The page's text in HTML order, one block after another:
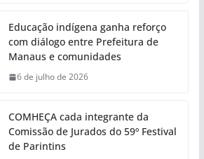
Educação indígena ganha reforço
com diálogo entre Prefeitura de
Manaus e comunidades
6 de julho de 2026
COMHEÇA cada integrante da
Comissão de Jurados do 59º Festival
de Parintins